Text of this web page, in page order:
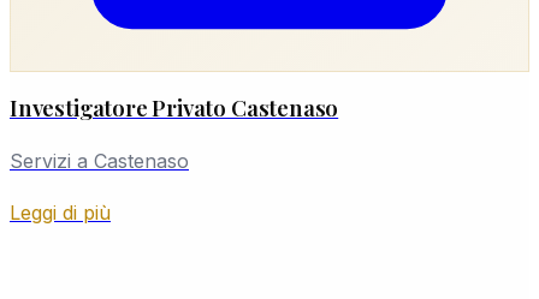
Investigatore Privato Castenaso
Servizi a Castenaso
Leggi di più